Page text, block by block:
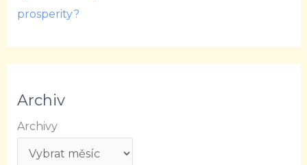
prosperity?
Archiv
Archivy